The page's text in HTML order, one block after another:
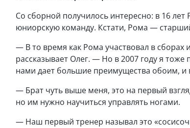
Со сборной получилось интересно: в 16
юниорскую команду. Кстати, Рома —
— В то время как Рома участвовал в сборах
рассказывает Олег. — Но в 2007 году я
нами дает большие преимущества обоим, и
— Брат чуть выше меня, это на первый
но им нужно научиться управлять ногами.
— Наш первый тренер называл это